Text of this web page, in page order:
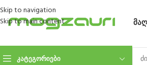
Skip to navigation
Skip to main content
ᲙᲐᲢᲔᲒᲝᲠᲘᲔᲑᲘ